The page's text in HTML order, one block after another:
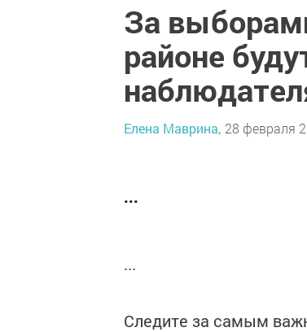
За
районе
Елена Маврина, 28 февраля
...
...
Следите за самым